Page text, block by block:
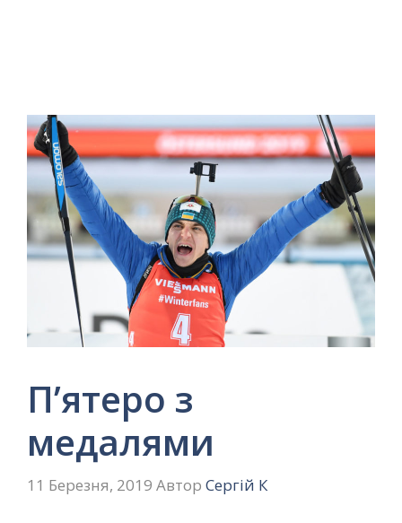
П’ятеро з
медалями
11 Березня, 2019 Автор Сергій К